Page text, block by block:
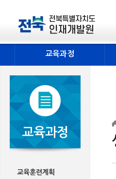
교육과정
교육과정
교육훈련계획